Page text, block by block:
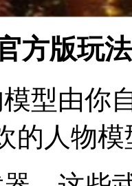
方版玩法
型由你
的人物模